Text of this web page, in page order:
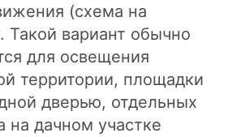
(схема на
Такой вариант обычно
для освещения
территории, площадки
дверью, отдельных
на дачном участке